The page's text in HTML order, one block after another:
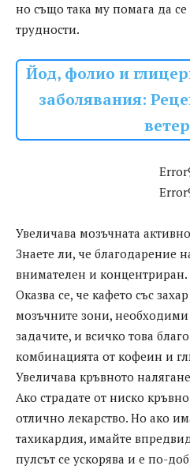
но също така му помага да
трудности.
Йод, фолио и
заболявания:
Увеличава мозъчната
Знаете ли, че благодарение
внимателен и
Оказва се, че кафето със
мозъчните зони,
задачите, и всичко това
комбинацията от кофеин и
Увеличава кръвното налягане
Ако страдате от ниско
отлично лекарство. Но ако
тахикардия, имайте
пулсът се ускорява и е по-